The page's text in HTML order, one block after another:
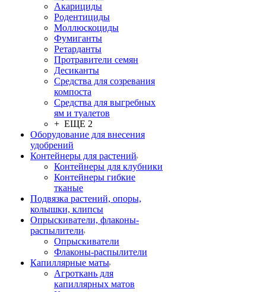
Акарициды
Родентициды
Моллюскоциды
Фумиганты
Ретарданты
Протравители семян
Десиканты
Средства для созревания
компоста
Средства для выгребных
ям и туалетов
+ ЕЩЕ 2
Оборудование для внесения
удобрений
Контейнеры для растений
Контейнеры для клубники
Контейнеры гибкие
тканые
Подвязка растений, опоры,
колышки, клипсы
Опрыскиватели, флаконы-
распылители
Опрыскиватели
Флаконы-распылители
Капиллярные маты
Агроткань для
капиллярных матов